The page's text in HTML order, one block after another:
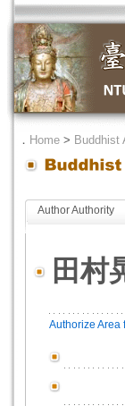
． Home > Buddhist
Author Authority
田村
Authorize Area